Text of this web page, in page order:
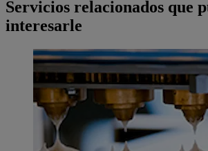
Servicios relacionados que
interesarle